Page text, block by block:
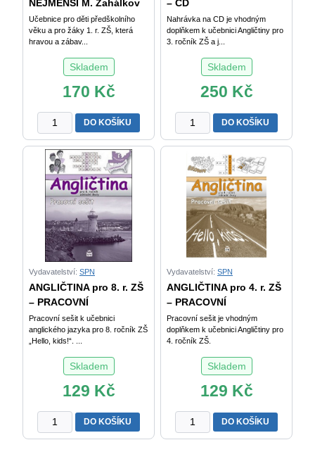
NEJMENŠÍ M. Zahálkov
Učebnice pro děti předškolního
věku a pro žáky 1. r. ZŠ, která
hravou a zábav...
Skladem
170 Kč
ANGLIČTINA
PRO
NEJMENŠÍ
Zahálková
množství
DO KOŠÍKU
– CD
Nahrávka na CD je vhodným
doplňkem k učebnici Angličtiny pro
3. ročník ZŠ a j...
Skladem
250 Kč
ANGLIČTINA
pro
3.
ZŠ
množství
DO KOŠÍKU
Vydavatelství: SPN
ANGLIČTINA pro 8. r. ZŠ
– PRACOVNÍ
Pracovní sešit k učebnici
anglického jazyka pro 8. ročník ZŠ
„Hello, kids!“. ...
Skladem
129 Kč
ANGLIČTINA
pro
DO KOŠÍKU
Vydavatelství: SPN
ANGLIČTINA pro 4. r. ZŠ
– PRACOVNÍ
Pracovní sešit je vhodným
doplňkem k učebnici Angličtiny pro
4. ročník ZŠ.
Skladem
129 Kč
ANGLIČTINA
pro
DO KOŠÍKU